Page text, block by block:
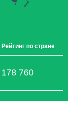
Рейтинг по стране
178 760